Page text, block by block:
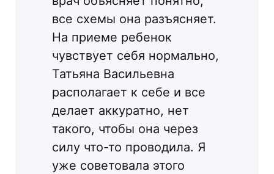
все схемы она разъясняет.
На приеме ребенок
чувствует себя нормально,
Татьяна Васильевна
располагает к себе и все
делает аккуратно, нет
такого, чтобы она через
силу что-то проводила. Я
уже советовала этого